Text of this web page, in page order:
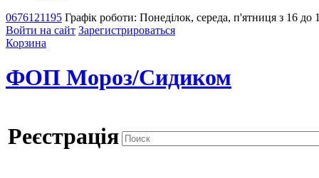
0676121195 Графік роботи: Понеділок, середа, п'ятниця з 16 до
Войти на сайт Зарегистрироваться
Корзина
ФОП Мороз/Сидиком
Реєстрація